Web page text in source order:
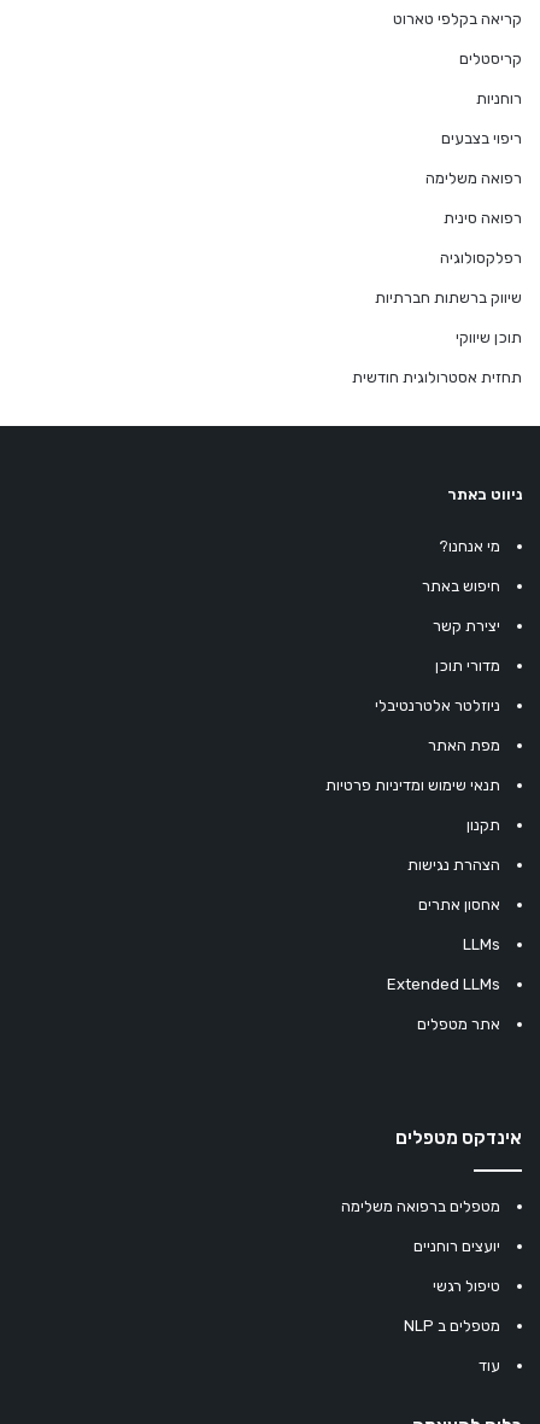
קריאה בקלפי טארוט
קריסטלים
רוחניות
ריפוי בצבעים
רפואה משלימה
רפואה סינית
רפלקסולוגיה
שיווק ברשתות חברתיות
תוכן שיווקי
תחזית אסטרולוגית חודשית
ניווט באתר
מי אנחנו?
חיפוש באתר
יצירת קשר
מדורי תוכן
ניוזלטר אלטרנטיבלי
מפת האתר
תנאי שימוש ומדיניות פרטיות
תקנון
הצהרת נגישות
אחסון אתרים
LLMs
Extended LLMs
אתר מטפלים
אינדקס מטפלים
מטפלים ברפואה משלימה
יועצים רוחניים
טיפול רגשי
מטפלים ב NLP
עוד